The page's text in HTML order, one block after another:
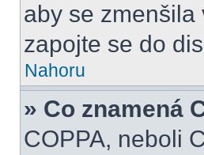
aby se zmenšila
zapojte se do
Nahoru
» Co znamená
COPPA, neboli